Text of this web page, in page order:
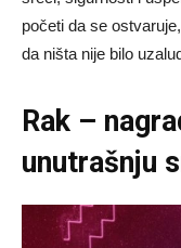
početi da se
da ništa nije bilo
Rak –
unutrašnju